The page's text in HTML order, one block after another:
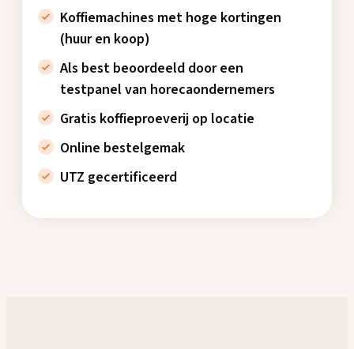
Koffiemachines met hoge kortingen
(huur en koop)
Als best beoordeeld door een
testpanel van horecaondernemers
Gratis koffieproeverij op locatie
Online bestelgemak
UTZ gecertificeerd